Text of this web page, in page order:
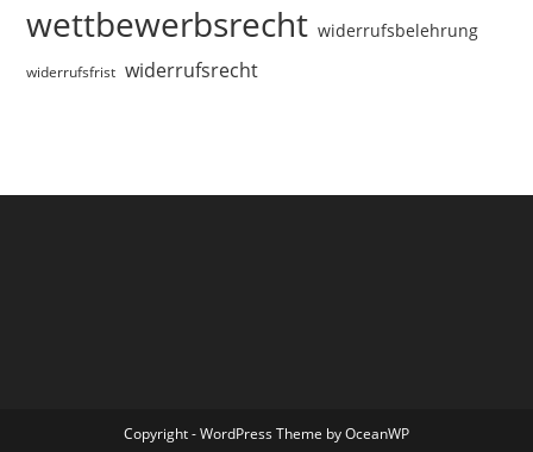
wettbewerbsrecht widerrufsbelehrung
widerrufsfrist widerrufsrecht
Copyright - WordPress Theme by OceanWP